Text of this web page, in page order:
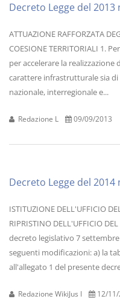
Decreto Legge del
ATTUAZIONE RAFFORZATA
COESIONE TERRITORIALI 1.
per accelerare la
carattere infrastrutturale sia
nazionale, interregionale e...
Redazione L 09/09/2013
Decreto Legge del
ISTITUZIONE DELL'UFFICIO
RIPRISTINO DELL'UFFICIO
decreto legislativo 7
seguenti modificazioni: a) la
all'allegato 1 del presente
Redazione WikiJus I 12/